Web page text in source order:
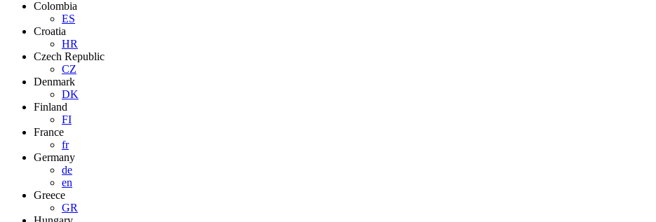
Colombia
ES
Croatia
HR
Czech Republic
CZ
Denmark
DK
Finland
FI
France
fr
Germany
de
en
Greece
GR